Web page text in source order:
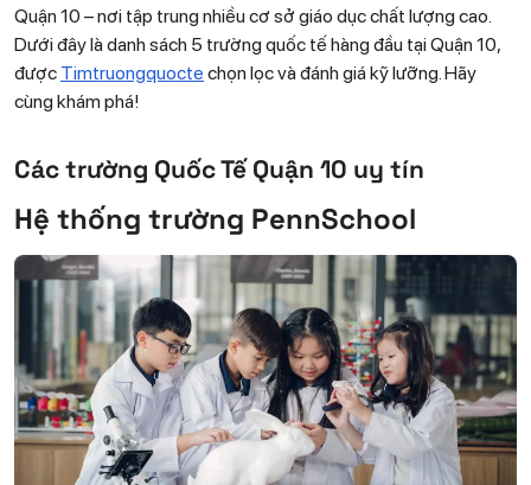
Quận 10 – nơi tập trung nhiều cơ sở giáo dục chất lượng cao.
Dưới đây là danh sách 5 trường quốc tế hàng đầu tại Quận 10,
được Timtruongquocte chọn lọc và đánh giá kỹ lưỡng. Hãy
cùng khám phá!
Các trường Quốc Tế Quận 10 uy tín
Hệ thống trường PennSchool